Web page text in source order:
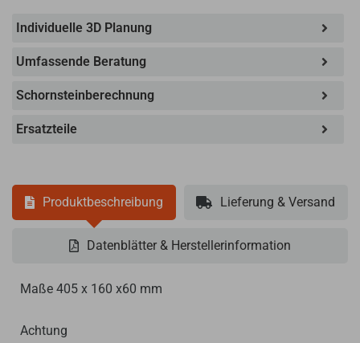
Individuelle 3D Planung
Umfassende Beratung
Schornsteinberechnung
Ersatzteile
Produktbeschreibung Lieferung & Versand
Datenblätter & Herstellerinformation
Maße 405 x 160 x60 mm
Achtung